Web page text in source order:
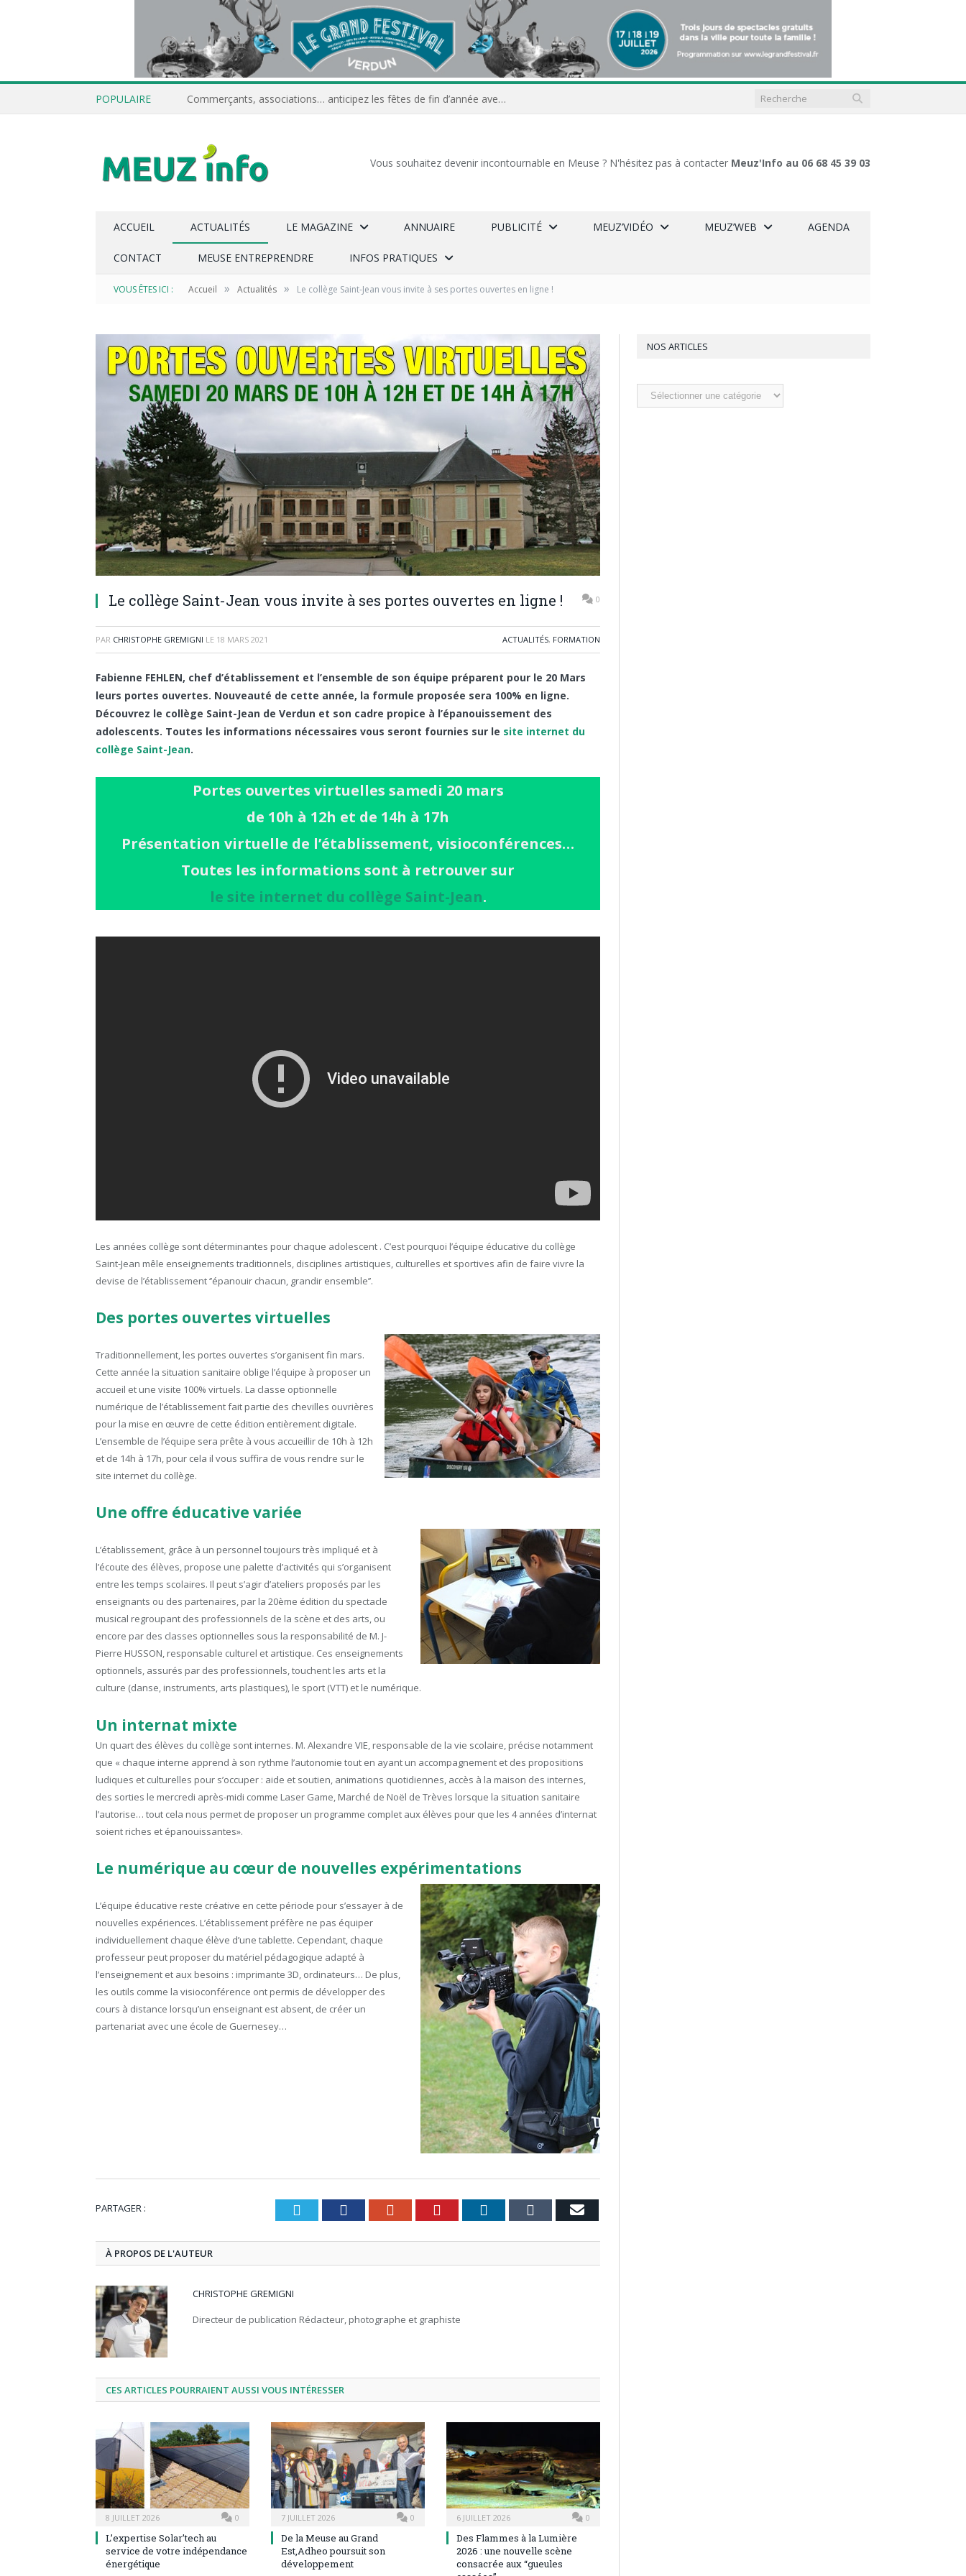
POPULAIRE Commerçants, associations… anticipez les fêtes de fin d’année avec Meuz’Info
Vous souhaitez devenir incontournable en Meuse ? N'hésitez pas à contacter Meuz'Info au 06 68 45 39 03
ACCUEIL ACTUALITÉS LE MAGAZINE ANNUAIRE PUBLICITÉ MEUZ’VIDÉO MEUZ’WEB AGENDA
CONTACT MEUSE ENTREPRENDRE INFOS PRATIQUES
VOUS ÊTES ICI : Accueil » Actualités » Le collège Saint-Jean vous invite à ses portes ouvertes en ligne !
Le collège Saint-Jean vous invite à ses portes ouvertes en ligne ! 0
PAR CHRISTOPHE GREMIGNI LE 18 MARS 2021 ACTUALITÉS, FORMATION
Fabienne FEHLEN, chef d’établissement et l’ensemble de son équipe préparent pour le 20 Mars
leurs portes ouvertes. Nouveauté de cette année, la formule proposée sera 100% en ligne.
Découvrez le collège Saint-Jean de Verdun et son cadre propice à l’épanouissement des
adolescents. Toutes les informations nécessaires vous seront fournies sur le site internet du
collège Saint-Jean.
Portes ouvertes virtuelles samedi 20 mars
de 10h à 12h et de 14h à 17h
Présentation virtuelle de l’établissement, visioconférences…
Toutes les informations sont à retrouver sur
le site internet du collège Saint-Jean.
Les années collège sont déterminantes pour chaque adolescent . C’est pourquoi l’équipe éducative du collège
Saint-Jean mêle enseignements traditionnels, disciplines artistiques, culturelles et sportives afin de faire vivre la
devise de l’établissement ‘’épanouir chacun, grandir ensemble’’.
Des portes ouvertes virtuelles
Traditionnellement, les portes ouvertes s’organisent fin mars.
Cette année la situation sanitaire oblige l’équipe à proposer un
accueil et une visite 100% virtuels. La classe optionnelle
numérique de l’établissement fait partie des chevilles ouvrières
pour la mise en œuvre de cette édition entièrement digitale.
L’ensemble de l’équipe sera prête à vous accueillir de 10h à 12h
et de 14h à 17h, pour cela il vous suffira de vous rendre sur le
site internet du collège.
Une offre éducative variée
L’établissement, grâce à un personnel toujours très impliqué et à
l’écoute des élèves, propose une palette d’activités qui s’organisent
entre les temps scolaires. Il peut s’agir d’ateliers proposés par les
enseignants ou des partenaires, par la 20ème édition du spectacle
musical regroupant des professionnels de la scène et des arts, ou
encore par des classes optionnelles sous la responsabilité de M. J-
Pierre HUSSON, responsable culturel et artistique. Ces enseignements
optionnels, assurés par des professionnels, touchent les arts et la
culture (danse, instruments, arts plastiques), le sport (VTT) et le numérique.
Un internat mixte
Un quart des élèves du collège sont internes. M. Alexandre VIE, responsable de la vie scolaire, précise notamment
que « chaque interne apprend à son rythme l’autonomie tout en ayant un accompagnement et des propositions
ludiques et culturelles pour s’occuper : aide et soutien, animations quotidiennes, accès à la maison des internes,
des sorties le mercredi après-midi comme Laser Game, Marché de Noël de Trèves lorsque la situation sanitaire
l’autorise… tout cela nous permet de proposer un programme complet aux élèves pour que les 4 années d’internat
soient riches et épanouissantes».
Le numérique au cœur de nouvelles expérimentations
L’équipe éducative reste créative en cette période pour s’essayer à de
nouvelles expériences. L’établissement préfère ne pas équiper
individuellement chaque élève d’une tablette. Cependant, chaque
professeur peut proposer du matériel pédagogique adapté à
l’enseignement et aux besoins : imprimante 3D, ordinateurs… De plus,
les outils comme la visioconférence ont permis de développer des
cours à distance lorsqu’un enseignant est absent, de créer un
partenariat avec une école de Guernesey…
PARTAGER : TwitterFacebookGoogle+Pinterest
LinkedInTumblrEmail
À PROPOS DE L'AUTEUR
CHRISTOPHE GREMIGNI
Directeur de publication Rédacteur, photographe et graphiste
CES ARTICLES POURRAIENT AUSSI VOUS INTÉRESSER
8 JUILLET 2026 0
L’expertise Solar’tech au
service de votre indépendance
énergétique
7 JUILLET 2026 0
De la Meuse au Grand
Est,Adheo poursuit son
développement
6 JUILLET 2026 0
Des Flammes à la Lumière
2026 : une nouvelle scène
consacrée aux “gueules
NOS ARTICLES
Nos
articles